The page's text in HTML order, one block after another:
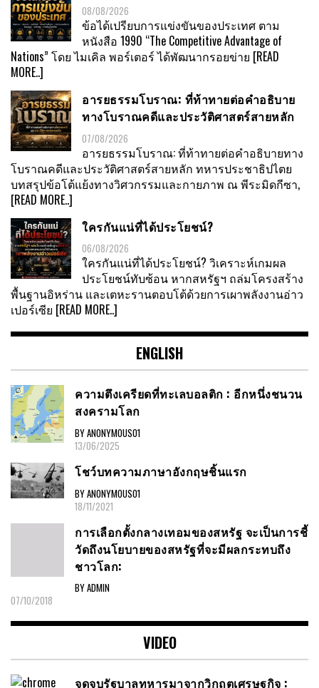
08/08/2026
ข้อได้เปรียบการแข่งขันของประเทศ ตาม
หนังสือ 1990 “The Competitive Advantage of
Nations” โดย ไมเคิล พอร์เตอร์ ได้พัฒนากรอยข่าย [READ
MORE..]
อารยธรรมโบราณ: ที่ท้าทายต่อคำอธิบาย
ทางโบราณคดีและประวัติศาสตร์สายหลัก
07/08/2026
อารยธรรมโบราณ: ที่ท้าทายต่อคำอธิบายทาง
โบราณคดีและประวัติศาสตร์สายหลัก ทหารประชาธิปไตย
บทสรุปข้อโต้แย้งทางวิศวกรรมและกายภาพ ณ พีระมิดกีซา,
[READ MORE..]
ใครกันแน่ที่ได้ประโยชน์?
06/08/2026
ใครกันแน่ที่ได้ประโยชน์? วิเคราะห์เกมผล
ประโยชน์ทับซ้อน หากสหรัฐฯ ถล่มโครงสร้าง
พื้นฐานอิหร่าน และเตหะรานตอบโต้ด้วยการเผาพลังงานอ่าว
เปอร์เซีย [READ MORE..]
ENGLISH
ความตึงเครียดที่ทะเลบอลติก : อีกหนึ่งชนวน
สงครามโลก
BY ANONYMOUS01
13/06/2025
โชว์บทความภาษาอังกฤษชิ้นแรก
BY ANONYMOUS01
18/11/2021
การเลือกตั้งกลางเทอมของสหรัฐ จะเป็นการชี้
วัดถึงนโยบายของสหรัฐที่จะมีผลกระทบถึง
ชาวโลก:
BY ADMIN
07/10/2018
VIDEO
จุดจบรัฐบาลทหารมาจากวิกฤตเศรษฐกิจ :